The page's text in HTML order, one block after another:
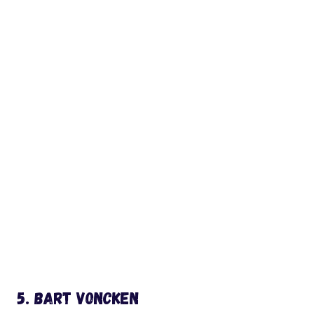
5. Bart Voncken